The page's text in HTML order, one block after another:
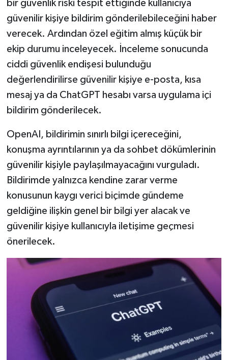
bir güvenlik riski tespit ettiğinde kullanıcıya
güvenilir kişiye bildirim gönderilebileceğini haber
verecek. Ardından özel eğitim almış küçük bir
ekip durumu inceleyecek. İnceleme sonucunda
ciddi güvenlik endişesi bulunduğu
değerlendirilirse güvenilir kişiye e-posta, kısa
mesaj ya da ChatGPT hesabı varsa uygulama içi
bildirim gönderilecek.
OpenAI, bildirimin sınırlı bilgi içereceğini,
konuşma ayrıntılarının ya da sohbet dökümlerinin
güvenilir kişiyle paylaşılmayacağını vurguladı.
Bildirimde yalnızca kendine zarar verme
konusunun kaygı verici biçimde gündeme
geldiğine ilişkin genel bir bilgi yer alacak ve
güvenilir kişiye kullanıcıyla iletişime geçmesi
önerilecek.